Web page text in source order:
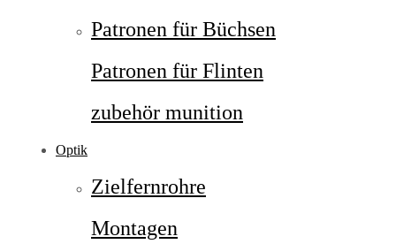
Patronen für Büchsen
Patronen für Flinten
zubehör munition
Optik
Zielfernrohre
Montagen